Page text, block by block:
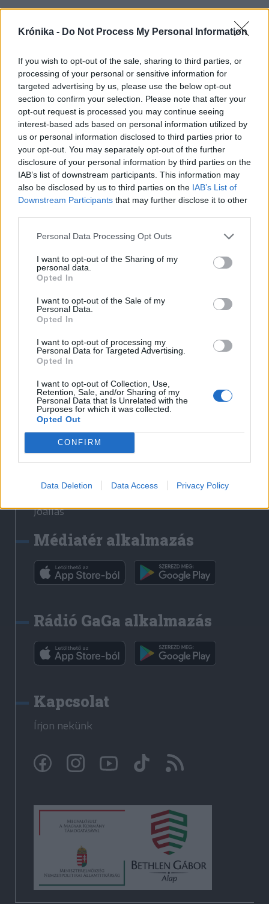
Krónika - Do Not Process My Personal Information
If you wish to opt-out of the sale, sharing to third parties, or
processing of your personal or sensitive information for
targeted advertising by us, please use the below opt-out
section to confirm your selection. Please note that after your
opt-out request is processed you may continue seeing
interest-based ads based on personal information utilized by
us or personal information disclosed to third parties prior to
your opt-out. You may separately opt-out of the further
disclosure of your personal information by third parties on the
IAB’s list of downstream participants. This information may
also be disclosed by us to third parties on the IAB’s List of
Downstream Participants that may further disclose it to other
Personal Data Processing Opt Outs
I want to opt-out of the Sharing of my
personal data.
Opted In
I want to opt-out of the Sale of my
Personal Data.
Opted In
I want to opt-out of processing my
Personal Data for Targeted Advertising.
Opted In
I want to opt-out of Collection, Use,
Retention, Sale, and/or Sharing of my
Personal Data that Is Unrelated with the
Purposes for which it was collected.
Opted Out
CONFIRM
Data Deletion Data Access Privacy Policy
Hasznos
Impresszum
Szerzői jogok
Adatvédelmi tájékoztató
Cookie-kezelési tájékoztató
Nyomtatott lapjaink archívuma
Médiaajánlat
Sütibeállítások
Médiatér
Székely Sport
Liget
Bihari Napló
Erdélyi Napló
Főtér
Jóállás
Médiatér alkalmazás
Rádió GaGa alkalmazás
Kapcsolat
Írjon nekünk